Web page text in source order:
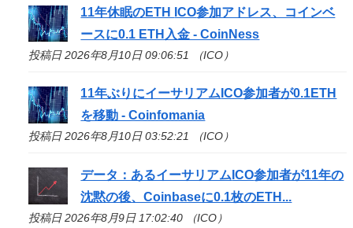
11年休眠のETH ICO参加アドレス、コインベ
ースに0.1 ETH入金 - CoinNess
投稿日 2026年8月10日 09:06:51 （ICO）
11年ぶりにイーサリアム ICO参加者が0.1ETH
を移動 - Coinfomania
投稿日 2026年8月10日 03:52:21 （ICO）
データ：あるイーサリアム ICO参加者が11年の
沈黙の後、Coinbaseに0.1枚のETH...
投稿日 2026年8月9日 17:02:40 （ICO）